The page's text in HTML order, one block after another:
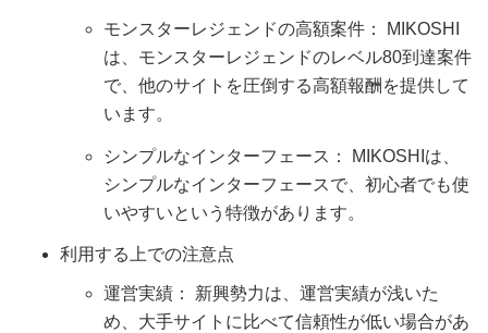
モンスターレジェンドの高額案件： MIKOSHI
は、モンスターレジェンドのレベル80到達案件
で、他のサイトを圧倒する高額報酬を提供して
います。
シンプルなインターフェース： MIKOSHIは、
シンプルなインターフェースで、初心者でも使
いやすいという特徴があります。
利用する上での注意点
運営実績： 新興勢力は、運営実績が浅いた
め、大手サイトに比べて信頼性が低い場合があ